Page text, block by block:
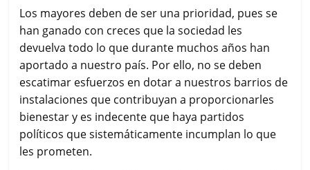
Los mayores deben de ser una prioridad, pues se
han ganado con creces que la sociedad les
devuelva todo lo que durante muchos años han
aportado a nuestro país. Por ello, no se deben
escatimar esfuerzos en dotar a nuestros barrios de
instalaciones que contribuyan a proporcionarles
bienestar y es indecente que haya partidos
políticos que sistemáticamente incumplan lo que
les prometen.